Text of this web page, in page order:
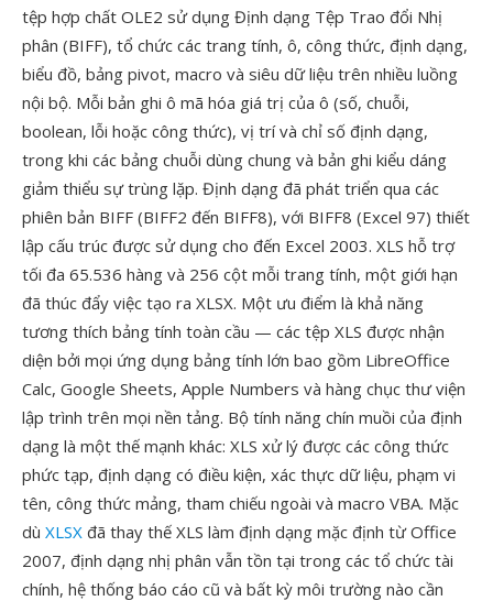
tệp hợp chất OLE2 sử dụng Định dạng Tệp Trao đổi Nhị
phân (BIFF), tổ chức các trang tính, ô, công thức, định dạng,
biểu đồ, bảng pivot, macro và siêu dữ liệu trên nhiều luồng
nội bộ. Mỗi bản ghi ô mã hóa giá trị của ô (số, chuỗi,
boolean, lỗi hoặc công thức), vị trí và chỉ số định dạng,
trong khi các bảng chuỗi dùng chung và bản ghi kiểu dáng
giảm thiểu sự trùng lặp. Định dạng đã phát triển qua các
phiên bản BIFF (BIFF2 đến BIFF8), với BIFF8 (Excel 97) thiết
lập cấu trúc được sử dụng cho đến Excel 2003. XLS hỗ trợ
tối đa 65.536 hàng và 256 cột mỗi trang tính, một giới hạn
đã thúc đẩy việc tạo ra XLSX. Một ưu điểm là khả năng
tương thích bảng tính toàn cầu — các tệp XLS được nhận
diện bởi mọi ứng dụng bảng tính lớn bao gồm LibreOffice
Calc, Google Sheets, Apple Numbers và hàng chục thư viện
lập trình trên mọi nền tảng. Bộ tính năng chín muồi của định
dạng là một thế mạnh khác: XLS xử lý được các công thức
phức tạp, định dạng có điều kiện, xác thực dữ liệu, phạm vi
tên, công thức mảng, tham chiếu ngoài và macro VBA. Mặc
dù XLSX đã thay thế XLS làm định dạng mặc định từ Office
2007, định dạng nhị phân vẫn tồn tại trong các tổ chức tài
chính, hệ thống báo cáo cũ và bất kỳ môi trường nào cần